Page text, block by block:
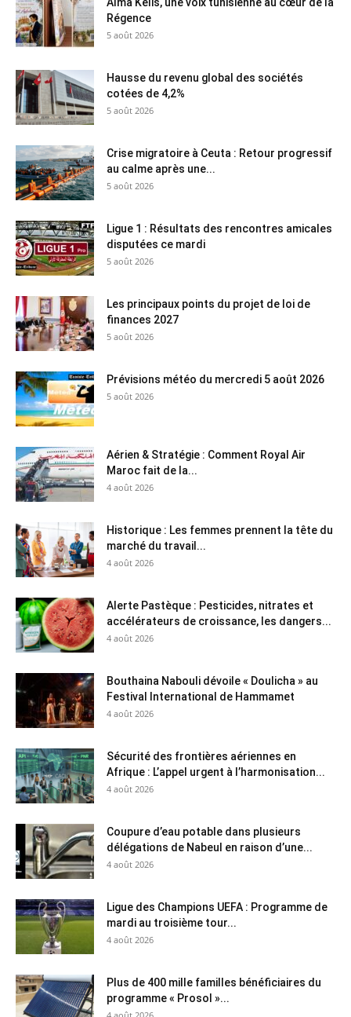
Régence
5 août 2026
Hausse du revenu global des sociétés
cotées de 4,2%
5 août 2026
Crise migratoire à Ceuta : Retour progressif
au calme après une...
5 août 2026
Ligue 1 : Résultats des rencontres amicales
disputées ce mardi
5 août 2026
Les principaux points du projet de loi de
finances 2027
5 août 2026
Prévisions météo du mercredi 5 août 2026
5 août 2026
Aérien & Stratégie : Comment Royal Air
Maroc fait de la...
4 août 2026
Historique : Les femmes prennent la tête du
marché du travail...
4 août 2026
Alerte Pastèque : Pesticides, nitrates et
accélérateurs de croissance, les dangers...
4 août 2026
Bouthaina Nabouli dévoile « Doulicha » au
Festival International de Hammamet
4 août 2026
Sécurité des frontières aériennes en
Afrique : L’appel urgent à l’harmonisation...
4 août 2026
Coupure d’eau potable dans plusieurs
délégations de Nabeul en raison d’une...
4 août 2026
Ligue des Champions UEFA : Programme de
mardi au troisième tour...
4 août 2026
Plus de 400 mille familles bénéficiaires du
programme « Prosol »...
4 août 2026